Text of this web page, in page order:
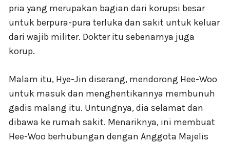
pria yang merupakan bagian dari korupsi besar
untuk berpura-pura terluka dan sakit untuk keluar
dari wajib militer. Dokter itu sebenarnya juga
korup.
Malam itu, Hye-Jin diserang, mendorong Hee-Woo
untuk masuk dan menghentikannya membunuh
gadis malang itu. Untungnya, dia selamat dan
dibawa ke rumah sakit. Menariknya, ini membuat
Hee-Woo berhubungan dengan Anggota Majelis